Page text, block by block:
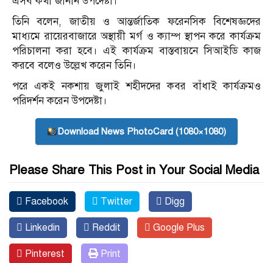
তিনি বলেন, জাতীয় ও আন্তর্জাতিক ফরেনসিক বিশেষজ্ঞদের
মাধ্যমে রায়েরবাজারে অস্থায়ী মর্গ ও ক্যাম্প স্থাপন করে কার্যক্রম
পরিচালনা করা হবে। এই কার্যক্রম বাস্তবায়নে সিআইডি কাজ
করবে বলেও উল্লেখ করেন তিনি।
পরে একই নকশায় জুলাই শহীদদের কবর বাঁধাই কার্যক্রমও
পরিদর্শন করেন উপদেষ্টা।
Download News PhotoCard (1080×1080)
Please Share This Post in Your Social Media
Facebook Twitter Digg
Linkedin Reddit Google Plus
Pinterest Print